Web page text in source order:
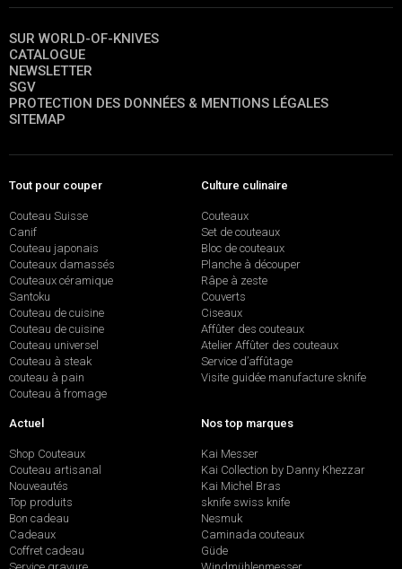
SUR WORLD-OF-KNIVES
CATALOGUE
NEWSLETTER
SGV
PROTECTION DES DONNÉES & MENTIONS LÉGALES
SITEMAP
Tout pour couper
Couteau Suisse
Canif
Couteau japonais
Couteaux damassés
Couteaux céramique
Santoku
Couteau de cuisine
Couteau de cuisine
Couteau universel
Couteau à steak
couteau à pain
Couteau à fromage
Culture culinaire
Couteaux
Set de couteaux
Bloc de couteaux
Planche à découper
Râpe à zeste
Couverts
Ciseaux
Affûter des couteaux
Atelier Affûter des couteaux
Service d’affûtage
Visite guidée manufacture sknife
Actuel
Shop Couteaux
Couteau artisanal
Nouveautés
Top produits
Bon cadeau
Cadeaux
Coffret cadeau
Nos top marques
Kai Messer
Kai Collection by Danny Khezzar
Kai Michel Bras
sknife swiss knife
Nesmuk
Caminada couteaux
Güde